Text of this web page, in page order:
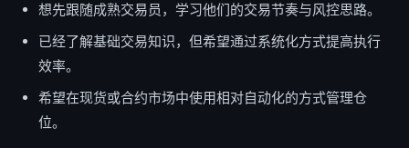
想先跟随成熟交易员，学习他们的交易节奏与风控思路。
已经了解基础交易知识，但希望通过系统化方式提高执行
效率。
希望在现货或合约市场中使用相对自动化的方式管理仓
位。